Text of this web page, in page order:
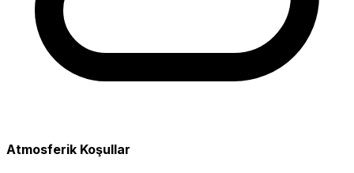
Atmosferik Koşullar